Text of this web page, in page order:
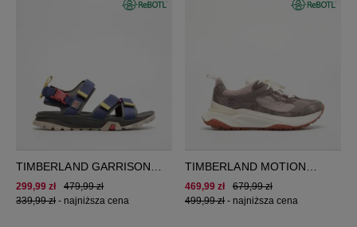
TIMBERLAND GARRISON
TRAIL BACKSTRAP SANDAL
479,99 zł
299,99 zł
339,99 zł - najniższa cena
TIMBERLAND MOTION
ACCESS LOW LACE UP
WATERPROOF SNEAKER
679,99 zł
469,99 zł
499,99 zł - najniższa cena